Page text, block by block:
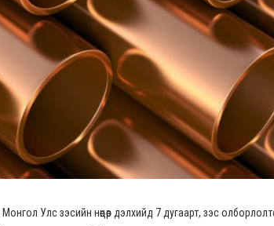
Монгол Улс зэсийн нөөцөөр дэлхийд 7 дугаарт, зэс